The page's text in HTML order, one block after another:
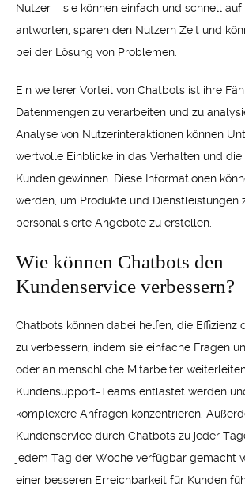
Nutzer – sie können einfach und schnell auf
antworten, sparen den Nutzern Zeit und
bei der Lösung von Problemen.
Ein weiterer Vorteil von Chatbots ist ihre
Datenmengen zu verarbeiten und zu
Analyse von Nutzerinteraktionen können
wertvolle Einblicke in das Verhalten und die
Kunden gewinnen. Diese Informationen
werden, um Produkte und Dienstleistungen
personalisierte Angebote zu erstellen.
Wie können Chatbots den
Kundenservice verbessern?
Chatbots können dabei helfen, die Effizienz
zu verbessern, indem sie einfache Fragen
oder an menschliche Mitarbeiter
Kundensupport-Teams entlastet werden
komplexere Anfragen konzentrieren.
Kundenservice durch Chatbots zu jeder
jedem Tag der Woche verfügbar gemacht
einer besseren Erreichbarkeit für Kunden